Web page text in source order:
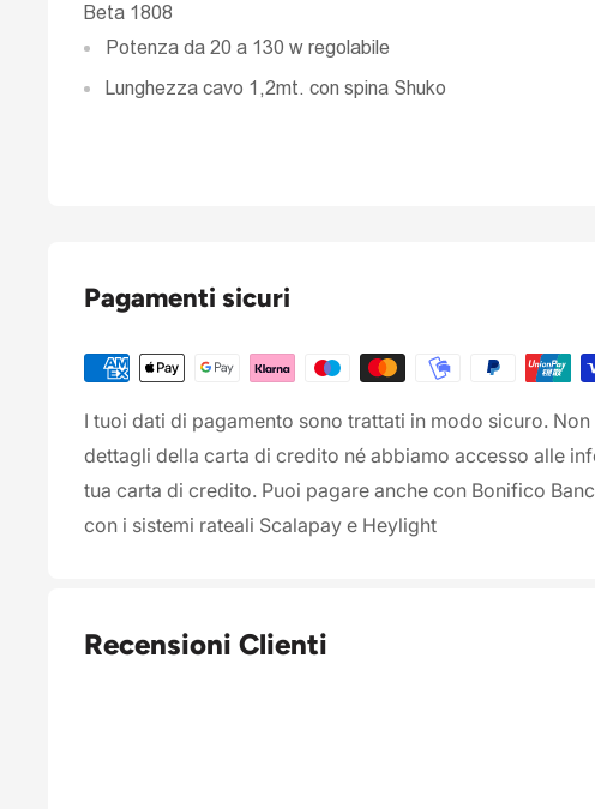
Beta 1808
Potenza da 20 a 130 w regolabile
Lunghezza cavo 1,2mt. con spina Shuko
Pagamenti sicuri
I tuoi dati di pagamento sono trattati in modo sicuro.
dettagli della carta di credito né abbiamo accesso alle
tua carta di credito. Puoi pagare anche con Bonifico
con i sistemi rateali Scalapay e Heylight
Recensioni Clienti